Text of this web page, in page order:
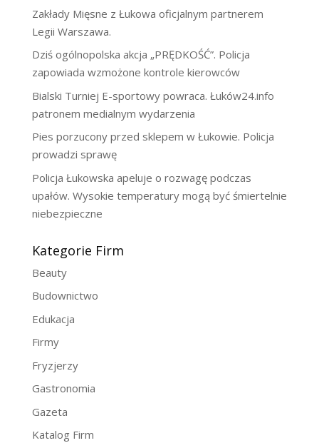
Zakłady Mięsne z Łukowa oficjalnym partnerem
Legii Warszawa.
Dziś ogólnopolska akcja „PRĘDKOŚĆ”. Policja
zapowiada wzmożone kontrole kierowców
Bialski Turniej E-sportowy powraca. Łuków24.info
patronem medialnym wydarzenia
Pies porzucony przed sklepem w Łukowie. Policja
prowadzi sprawę
Policja Łukowska apeluje o rozwagę podczas
upałów. Wysokie temperatury mogą być śmiertelnie
niebezpieczne
Kategorie Firm
Beauty
Budownictwo
Edukacja
Firmy
Fryzjerzy
Gastronomia
Gazeta
Katalog Firm